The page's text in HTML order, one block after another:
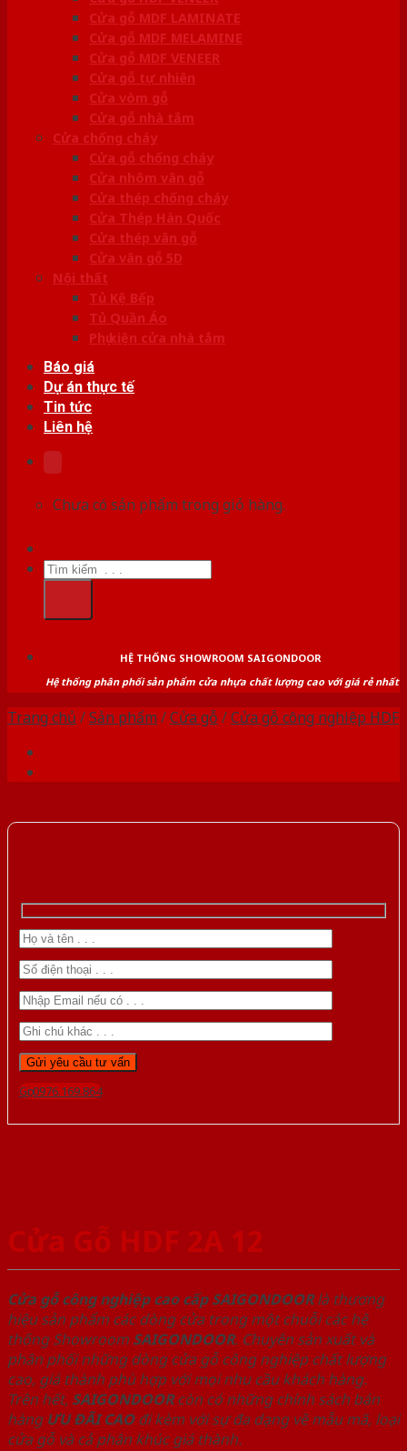
Cửa gỗ MDF LAMINATE
Cửa gỗ MDF MELAMINE
Cửa gỗ MDF VENEER
Cửa gỗ tự nhiên
Cửa vòm gỗ
Cửa gỗ nhà tắm
Cửa chống cháy
Cửa gỗ chống cháy
Cửa nhôm vân gỗ
Cửa thép chống cháy
Cửa Thép Hàn Quốc
Cửa thép vân gỗ
Cửa vân gỗ 5D
Nội thất
Tủ Kệ Bếp
Tủ Quần Áo
Phụ kiện cửa nhà tắm
Báo giá
Dự án thực tế
Tin tức
Liên hệ
Chưa có sản phẩm trong giỏ hàng.
Tìm
kiếm:
HỆ THỐNG SHOWROOM SAIGONDOOR
Hệ thống phân phối sản phẩm cửa nhựa chất lượng cao với giá rẻ nhất
Trang chủ /Sản phẩm /Cửa gỗ /Cửa gỗ công nghiệp HDF
Gọi 0976.169.864
Cửa Gỗ HDF 2A 12
Cửa gỗ công nghiệp cao cấp SAIGONDOORlà thương
hiệu sản phẩm các dòng cửa trong một chuỗi các hệ
thống Showroom SAIGONDOOR. Chuyên sản xuất và
phân phối những dòng cửa gỗ công nghiệp chất lượng
cao, giá thành phù hợp với mọi nhu cầu khách hàng.
Trên hết, SAIGONDOORcòn có những chính sách bán
hàng ƯU ĐÃI CAOđi kèm với sự đa dạng về mẫu mã, loại
cửa gỗ và cả phân khúc giá thành.